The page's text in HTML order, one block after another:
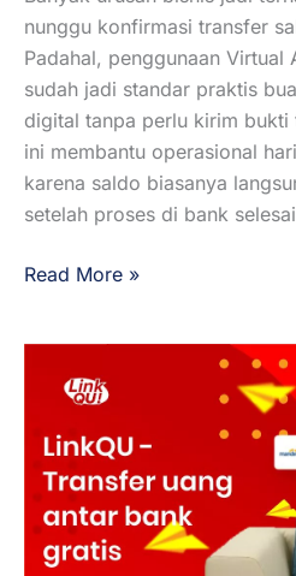
nunggu konfirmasi transfer
Padahal, penggunaan Virtual
sudah jadi standar praktis
digital tanpa perlu kirim bukti
ini membantu operasional
karena saldo biasanya
setelah proses di bank
Read More »
uang
bank
gratis
resmi
terdaftar